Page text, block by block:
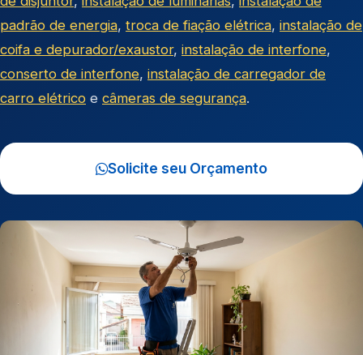
padrão de energia, troca de fiação elétrica, instalação de
coifa e depurador/exaustor, instalação de interfone,
conserto de interfone, instalação de carregador de
carro elétrico e câmeras de segurança.
Solicite seu Orçamento